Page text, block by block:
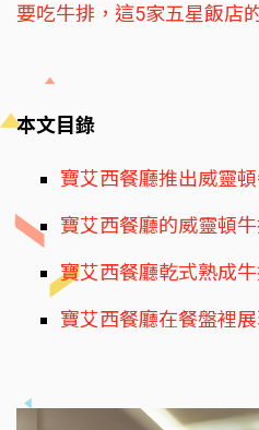
要吃牛排，這5家五星飯店
本文目錄
寶艾西餐廳推出威靈
寶艾西餐廳的威靈頓
寶艾西餐廳乾式熟成
寶艾西餐廳在餐盤裡